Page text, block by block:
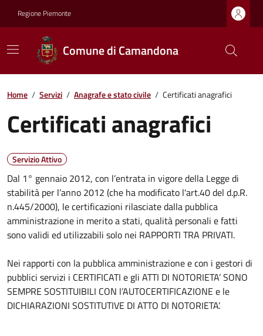
Regione Piemonte
Comune di Camandona
Home / Servizi / Anagrafe e stato civile / Certificati anagrafici
Certificati anagrafici
Servizio Attivo
Dal 1° gennaio 2012, con l’entrata in vigore della Legge di
stabilità per l’anno 2012 (che ha modificato l'art.40 del d.p.R.
n.445/2000), le certificazioni rilasciate dalla pubblica
amministrazione in merito a stati, qualità personali e fatti
sono validi ed utilizzabili solo nei RAPPORTI TRA PRIVATI.
Nei rapporti con la pubblica amministrazione e con i gestori di
pubblici servizi i CERTIFICATI e gli ATTI DI NOTORIETA’ SONO
SEMPRE SOSTITUIBILI CON l’AUTOCERTIFICAZIONE e le
DICHIARAZIONI SOSTITUTIVE DI ATTO DI NOTORIETA’.